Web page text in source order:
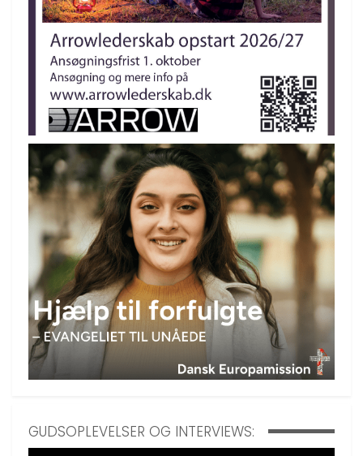
GUDSOPLEVELSER OG INTERVIEWS: